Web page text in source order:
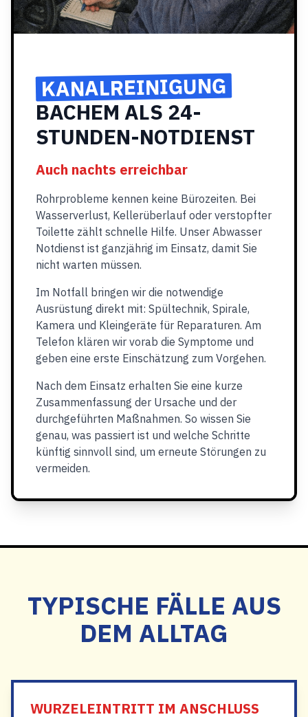
KANALREINIGUNG
BACHEM ALS 24-
STUNDEN-NOTDIENST
Auch nachts erreichbar
Rohrprobleme kennen keine Bürozeiten. Bei
Wasserverlust, Kellerüberlauf oder verstopfter
Toilette zählt schnelle Hilfe. Unser Abwasser
Notdienst ist ganzjährig im Einsatz, damit Sie
nicht warten müssen.
Im Notfall bringen wir die notwendige
Ausrüstung direkt mit: Spültechnik, Spirale,
Kamera und Kleingeräte für Reparaturen. Am
Telefon klären wir vorab die Symptome und
geben eine erste Einschätzung zum Vorgehen.
Nach dem Einsatz erhalten Sie eine kurze
Zusammenfassung der Ursache und der
durchgeführten Maßnahmen. So wissen Sie
genau, was passiert ist und welche Schritte
künftig sinnvoll sind, um erneute Störungen zu
vermeiden.
TYPISCHE FÄLLE AUS
DEM ALLTAG
WURZELEINTRITT IM ANSCHLUSS